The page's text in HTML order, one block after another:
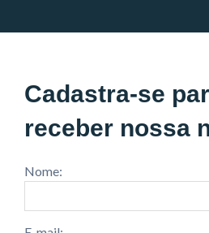
Cadastra-se
receber nossa
Nome: